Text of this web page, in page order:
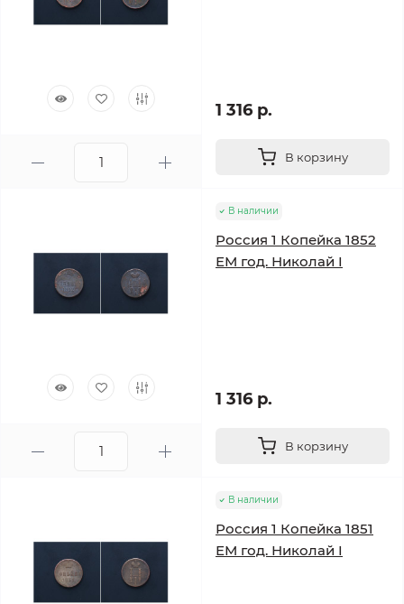
1 316 р.
В корзину
В наличии
Россия 1 Копейка 1852
ЕМ год. Николай I
1 316 р.
В корзину
В наличии
Россия 1 Копейка 1851
ЕМ год. Николай I